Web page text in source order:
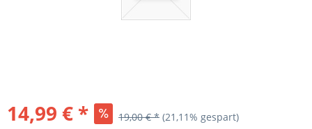
14,99 € * 19,00 € * (21,11% gespart)